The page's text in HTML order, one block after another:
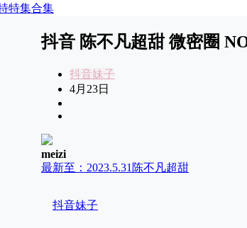
特集合集
抖音 陈不凡超甜 微密圈
抖音妹子
4月23日
meizi
最新至：2023.5.31 陈不凡超甜
抖音妹子